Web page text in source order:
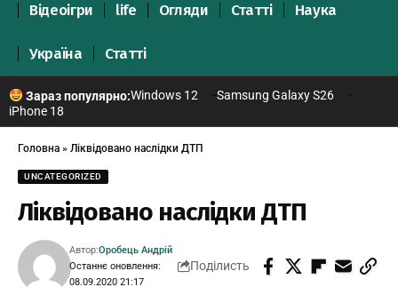
Відеоігри life Огляди Статті Наука
Україна Статті
Зараз популярно:Windows 12
Samsung Galaxy S26
iPhone 18
Головна » Ліквідовано наслідки ДТП
UNCATEGORIZED
Ліквідовано наслідки ДТП
Останнє оновлення:
08.09.2020 21:17
Автор:Оробець Андрій
Поділисть